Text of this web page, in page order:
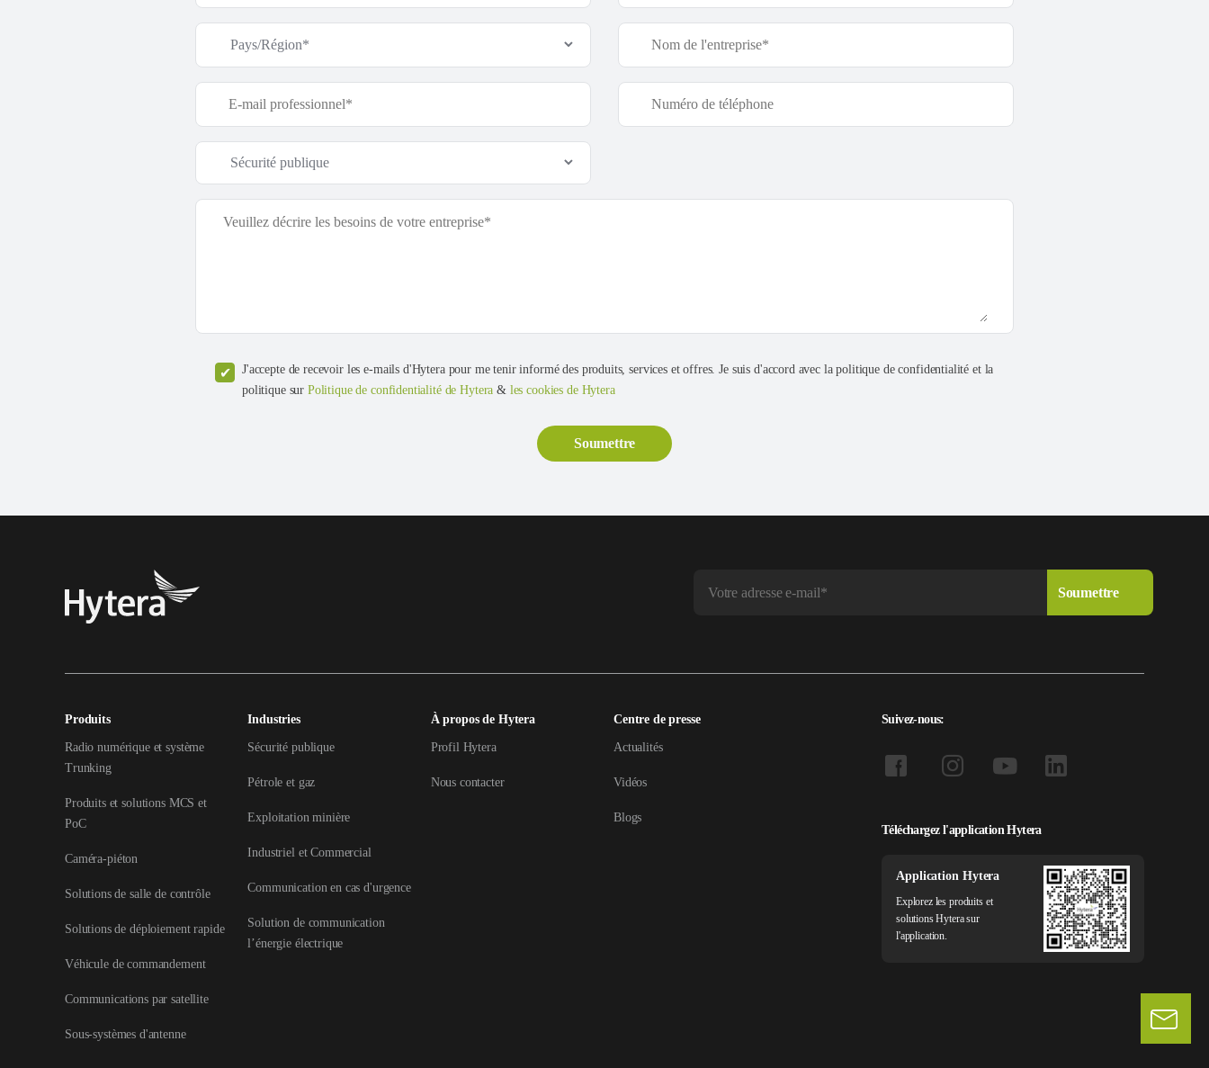
J'accepte de recevoir les e-mails d'Hytera pour me tenir informé des produits, services et offres. Je suis d'accord avec la politique de confidentialité et la
politique sur Politique de confidentialité de Hytera & les cookies de Hytera
Produits
Radio numérique et système
Trunking
Produits et solutions MCS et
PoC
Caméra-piéton
Solutions de salle de contrôle
Solutions de déploiement rapide
Véhicule de commandement
Communications par satellite
Sous-systèmes d'antenne
Industries
Sécurité publique
Pétrole et gaz
Exploitation minière
Industriel et Commercial
Communication en cas d'urgence
Solution de communication
l’énergie électrique
À propos de Hytera
Profil Hytera
Nous contacter
Centre de presse
Actualités
Vidéos
Blogs
Suivez-nous:
Téléchargez l'application Hytera
Application Hytera
Explorez les produits et
solutions Hytera sur
l'application.